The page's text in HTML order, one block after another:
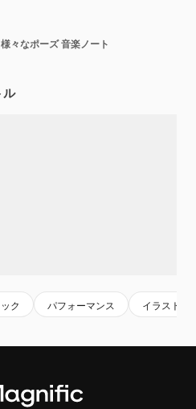
々なポーズ 音楽ノート
ル
ク パフォーマンス イラスト